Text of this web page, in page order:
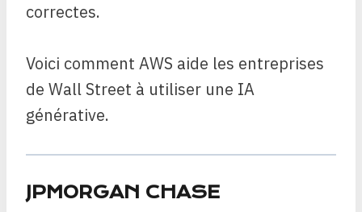
correctes.
Voici comment AWS aide les entreprises
de Wall Street à utiliser une IA
générative.
JPMORGAN CHASE